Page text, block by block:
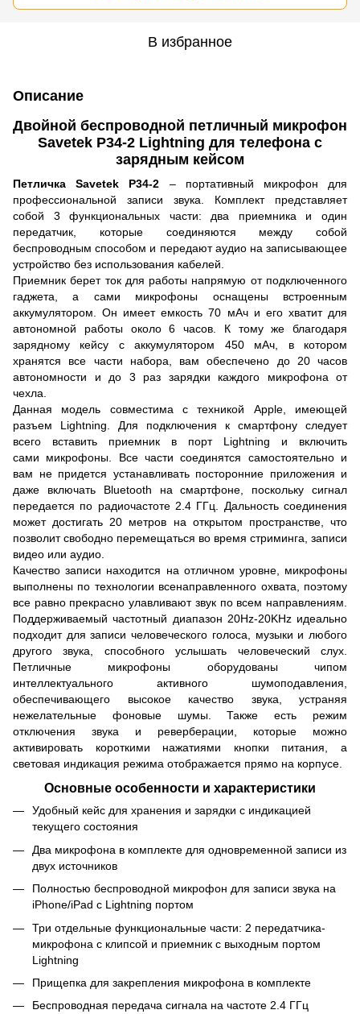
В избранное
Описание
Двойной беспроводной петличный микрофон
Savetek P34-2 Lightning для телефона с
зарядным кейсом
Петличка Savetek P34-2 – портативный микрофон для
профессиональной записи звука. Комплект представляет
собой 3 функциональных части: два приемника и один
передатчик, которые соединяются между собой
беспроводным способом и передают аудио на записывающее
устройство без использования кабелей.
Приемник берет ток для работы напрямую от подключенного
гаджета, а сами микрофоны оснащены встроенным
аккумулятором. Он имеет емкость 70 мАч и его хватит для
автономной работы около 6 часов. К тому же благодаря
зарядному кейсу с аккумулятором 450 мАч, в котором
хранятся все части набора, вам обеспечено до 20 часов
автономности и до 3 раз зарядки каждого микрофона от
чехла.
Данная модель совместима с техникой Apple, имеющей
разъем Lightning. Для подключения к смартфону следует
всего вставить приемник в порт Lightning и включить
сами микрофоны. Все части соединятся самостоятельно и
вам не придется устанавливать посторонние приложения и
даже включать Bluetooth на смартфоне, поскольку сигнал
передается по радиочастоте 2.4 ГГц. Дальность соединения
может достигать 20 метров на открытом пространстве, что
позволит свободно перемещаться во время стриминга, записи
видео или аудио.
Качество записи находится на отличном уровне, микрофоны
выполнены по технологии всенаправленного охвата, поэтому
все равно прекрасно улавливают звук по всем направлениям.
Поддерживаемый частотный диапазон 20Hz-20KHz идеально
подходит для записи человеческого голоса, музыки и любого
другого звука, способного услышать человеческий слух.
Петличные микрофоны оборудованы чипом
интеллектуального активного шумоподавления,
обеспечивающего высокое качество звука, устраняя
нежелательные фоновые шумы. Также есть режим
отключения звука и реверберации, которые можно
активировать короткими нажатиями кнопки питания, а
световая индикация режима отображается прямо на корпусе.
Основные особенности и характеристики
Удобный кейс для хранения и зарядки с индикацией
текущего состояния
Два микрофона в комплекте для одновременной записи из
двух источников
Полностью беспроводной микрофон для записи звука на
iPhone/iPad с Lightning портом
Три отдельные функциональные части: 2 передатчика-
микрофона с клипсой и приемник с выходным портом
Lightning
Прищепка для закрепления микрофона в комплекте
Беспроводная передача сигнала на частоте 2.4 ГГц